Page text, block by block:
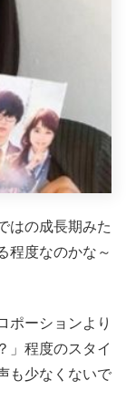
はの成長期みた
程度なのかな～
ポーションより
」程度のスタイ
も少なくないで